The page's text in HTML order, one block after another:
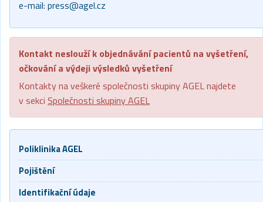
e-mail: press@agel.cz
Kontakt neslouží k objednávání pacientů na vyšetření,
očkování a výdeji výsledků vyšetření
Kontakty na veškeré společnosti skupiny AGEL najdete
v sekci Společnosti skupiny AGEL
Poliklinika AGEL
Pojištění
Identifikační údaje